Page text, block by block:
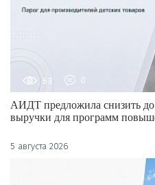
63 0
АИДТ предложила снизить
выручки для программ
5 августа 2026